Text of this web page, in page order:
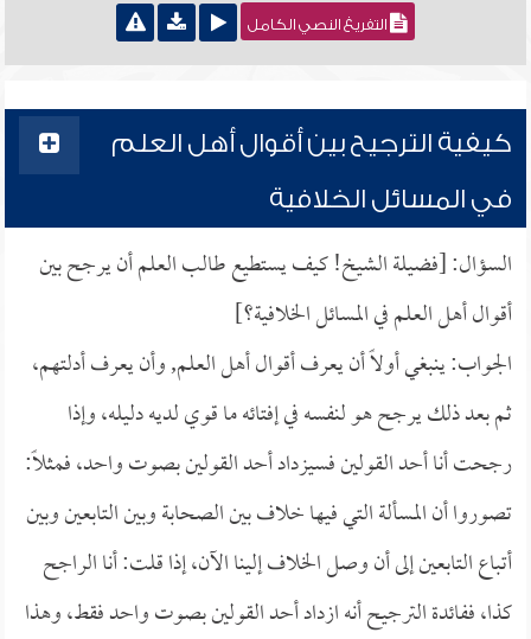
التفريغ النصي الكامل
كيفية الترجيح بين أقوال أهل العلم
في المسائل الخلافية
السؤال: [فضيلة الشيخ! كيف يستطيع طالب العلم أن يرجح بين
أقوال أهل العلم في المسائل الخلافية؟]
الجواب: ينبغي أولاً أن يعرف أقوال أهل العلم, وأن يعرف أدلتهم،
ثم بعد ذلك يرجح هو لنفسه في إفتائه ما قوي لديه دليله، وإذا
رجحت أنا أحد القولين فسيزداد أحد القولين بصوت واحد، فمثلاً:
تصوروا أن المسألة التي فيها خلاف بين الصحابة وبين التابعين وبين
أتباع التابعين إلى أن وصل الخلاف إلينا الآن، إذا قلت: أنا الراجح
كذا، ففائدة الترجيح أنه ازداد أحد القولين بصوت واحد فقط، وهذا